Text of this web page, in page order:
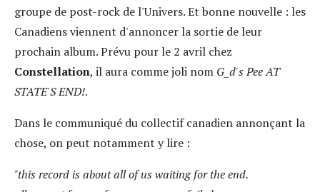
groupe de post-rock de l'Univers. Et bonne nouvelle : les
Canadiens viennent d'annoncer la sortie de leur
prochain album. Prévu pour le 2 avril chez
Constellation, il aura comme joli nom G_d's Pee AT
STATE'S END!.
Dans le communiqué du collectif canadien annonçant la
chose, on peut notamment y lire :
"this record is about all of us waiting for the end.